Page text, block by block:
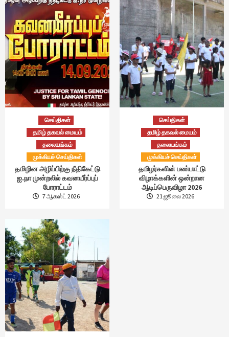
செய்திகள்
தமிழ் தகவல் மையம்
தலையங்கம்
முக்கியச் செய்திகள்
தமிழின அழிப்பிற்கு நீதிகேட்டு
ஐ.நா முன்றலில் கவனயீர்ப்புப்
போராட்டம்
7 ஆகஸ்ட் 2026
செய்திகள்
தமிழ் தகவல் மையம்
தலையங்கம்
முக்கியச் செய்திகள்
தமிழர்களின் பண்பாட்டு
விழாக்களின் ஒன்றான
ஆடிப்பெருவிழா 2026
21 ஜூலை 2026